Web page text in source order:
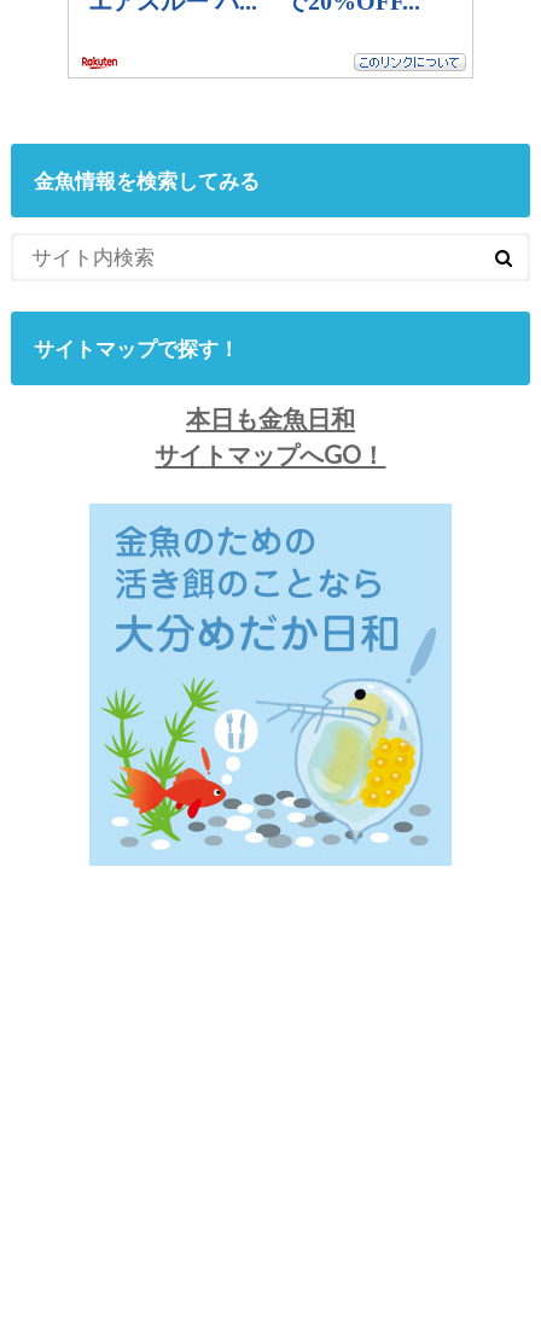
金魚情報を検索してみる
サイトマップで探す！
本日も金魚日和
サイトマップへGO！